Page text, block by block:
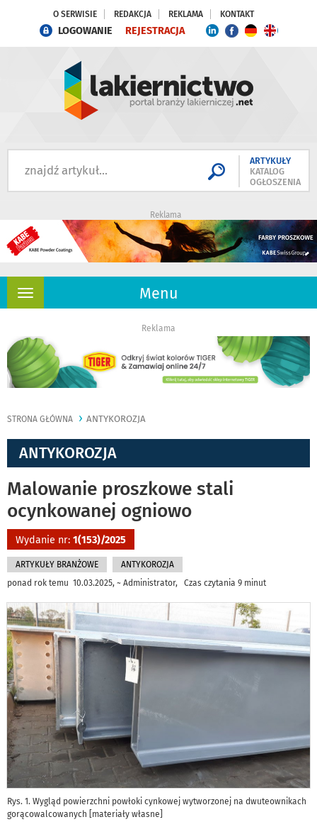
O SERWISIE REDAKCJA REKLAMA KONTAKT
LOGOWANIE REJESTRACJA
ARTYKUŁY
KATALOG
OGŁOSZENIA
Reklama
Menu
Rozwiń
Reklama
STRONA GŁÓWNA ANTYKOROZJA
ANTYKOROZJA
Malowanie proszkowe stali
ocynkowanej ogniowo
Wydanie nr: 1(153)/2025
ARTYKUŁY BRANŻOWE
ANTYKOROZJA
ponad rok temu 10.03.2025, ~ Administrator, Czas czytania 9 minut
Rys. 1. Wygląd powierzchni powłoki cynkowej wytworzonej na dwuteownikach
gorącowalcowanych [materiały własne]